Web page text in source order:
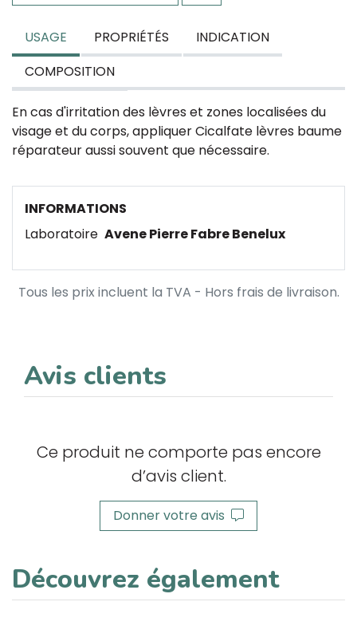
USAGE PROPRIÉTÉS
INDICATION
COMPOSITION
En cas d'irritation des lèvres et zones localisées du
visage et du corps, appliquer Cicalfate lèvres baume
réparateur aussi souvent que nécessaire.
INFORMATIONS
Laboratoire Avene Pierre Fabre Benelux
Tous les prix incluent la TVA - Hors frais de livraison.
Avis clients
Ce produit ne comporte pas encore
d’avis client.
Donner votre avis
Découvrez également